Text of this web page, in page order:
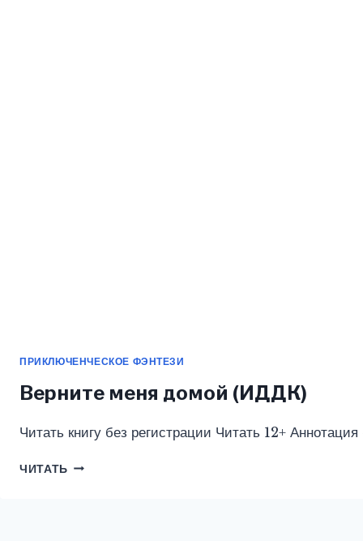
ПРИКЛЮЧЕНЧЕСКОЕ ФЭНТЕЗИ
Верните меня домой (ИДДК)
Читать книгу без регистрации Читать 12+
ЧИТАТЬ ВЕРНИТЕ